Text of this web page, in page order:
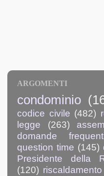
ARGOMENTI
condominio
codice civile (482)
legge
(263)
domande
question time (145)
Presidente della
(120) riscaldamento